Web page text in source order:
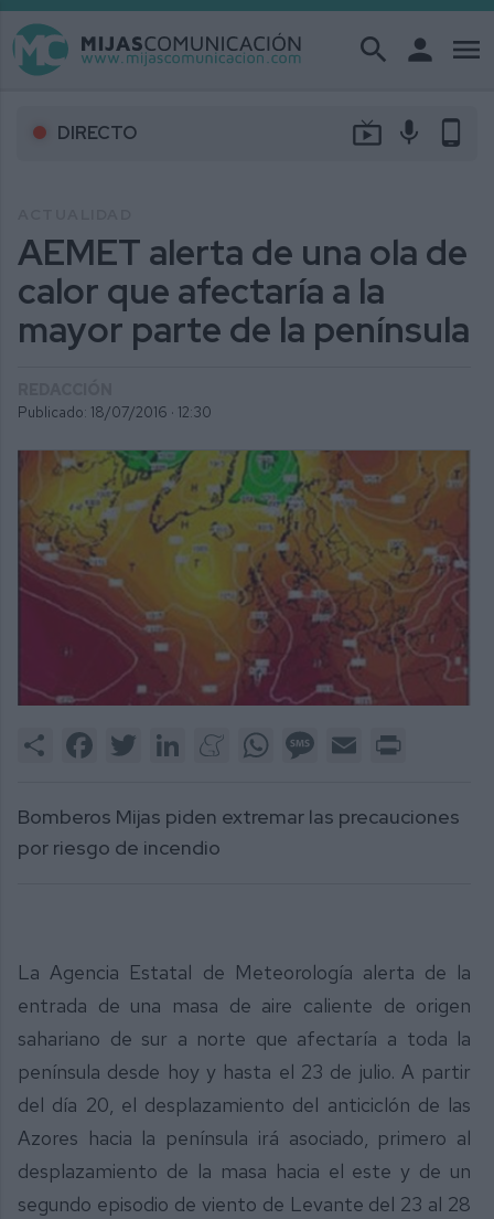
search person menu
DIRECTO live_tv mic phone_android
AEMET alerta de una ola de
calor que afectaría a la
mayor parte de la península
Publicado: 18/07/2016 · 12:30
Share FacebookTwitter LinkedInMeneameWhatsAppMessage
Email
Bomberos Mijas piden extremar las precauciones
por riesgo de incendio
La Agencia Estatal de Meteorología alerta de la
entrada de una masa de aire caliente de origen
sahariano de sur a norte que afectaría a toda la
península desde hoy y hasta el 23 de julio. A partir
del día 20, el desplazamiento del anticiclón de las
Azores hacia la península irá asociado, primero al
desplazamiento de la masa hacia el este y de un
segundo episodio de viento de Levante del 23 al 28